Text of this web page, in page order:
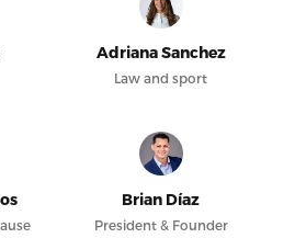
Adriana Sanchez
Law and sport
Brian Díaz
President & Founder